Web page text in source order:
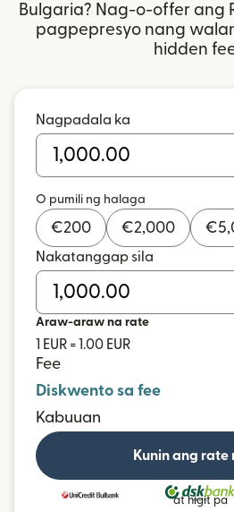
Bulgaria? Nag-o-offer ang
pagpepresyo nang
hidden
Nagpadala ka
O pumili ng halaga
€200 €2,000 €
Nakatanggap sila
Araw-araw na rate
1 EUR = 1.00 EUR
Fee
Diskwento sa fee
Kabuuan
Kunin ang rate
at higit pa